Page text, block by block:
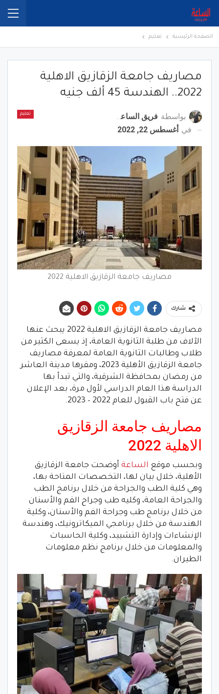
الصفحة الرئيسية تعليم
مصاريف جامعة الزقازيق الاهلية
2022.. الهندسة 45 ألف جنيه
تعليم بواسطة فريق الساعة برس
في أغسطس 22, 2022
مصاريف جامعة الزقازيق الاهلية 2022
شارك
مصاريف جامعة الزقازيق الاهلية 2022 يبحث عنها
الآلاف من طلبة الثانوية العامة، إذ يسعى الكثير من
طلاب وطالبات الثانوية العامة لمعرفة مصاريف
جامعة الزقازيق الأهلية 2023، ومقرها مدينة العاشر
من رمضان بمحافظة الشرقية، والتي تبدأ بها
الدراسة هذا العام الدراسي لأول مرة، بعد الإعلان
عن فتح باب القبول للعام 2022 – 2023.
مصاريف جامعة الزقازيق
الاهلية 2022
وبحسب موقع الساعة أوضحت جامعة الزقازيق
الأهلية، خلال بيان لها، التخصصات المتاحة بها،
وهي كلية الطب والجراحة من خلال برنامج الطب
والجراحة العامة، وكليه طب وجراح الفم والأسنان
من خلال برنامج طب وجراحة الفم والأسنان، وكلية
الهندسة من خلال برنامجي الميكاترونيك، وهندسة
الإنشاءات وإدارة التشييد، وكلية الحاسبات
والمعلومات من خلال برنامج نظم معلومات
الطيران.